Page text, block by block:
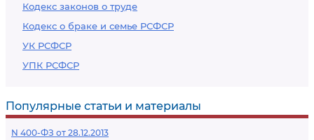
Кодекс законов о труде
Кодекс о браке и семье РСФСР
УК РСФСР
УПК РСФСР
Популярные статьи и материалы
N 400-ФЗ от 28.12.2013